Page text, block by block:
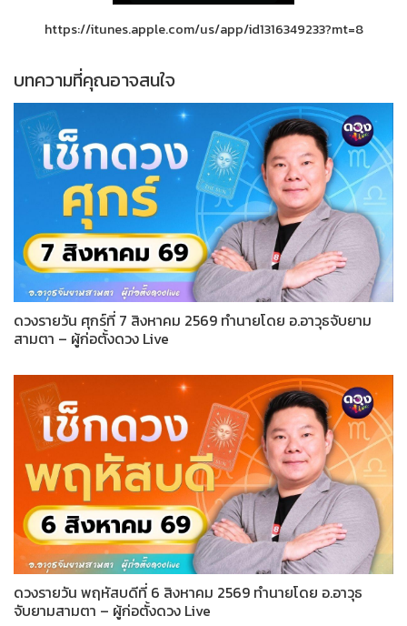
https://itunes.apple.com/us/app/id1316349233?mt=8
บทความที่คุณอาจสนใจ
ดวงรายวัน ศุกร์ที่ 7 สิงหาคม 2569 ทำนายโดย อ.อาวุธจับยาม
สามตา – ผู้ก่อตั้งดวง Live
ดวงรายวัน พฤหัสบดีที่ 6 สิงหาคม 2569 ทำนายโดย อ.อาวุธ
จับยามสามตา – ผู้ก่อตั้งดวง Live